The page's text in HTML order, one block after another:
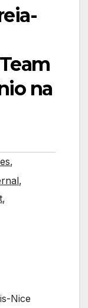
na
,
,
,
Nice